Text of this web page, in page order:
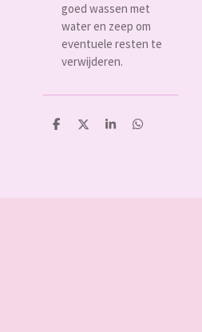
goed wassen met
water en zeep om
eventuele resten te
verwijderen.
D
D
S
D